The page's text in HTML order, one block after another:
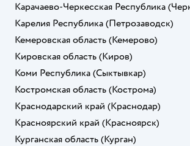
Карачаево-Черкесская Республика
Карелия Республика (Петрозаводск)
Кемеровская область (Кемерово)
Кировская область (Киров)
Коми Республика (Сыктывкар)
Костромская область (Кострома)
Краснодарский край (Краснодар)
Красноярский край (Красноярск)
Курганская область (Курган)